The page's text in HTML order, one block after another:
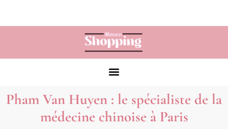
Pham Van Huyen : le spécialiste de la
médecine chinoise à Paris